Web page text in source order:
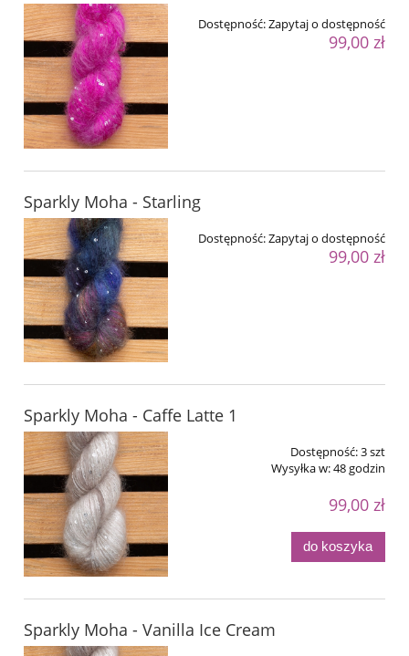
Dostępność:Zapytaj o dostępność
99,00 zł
Sparkly Moha - Starling
Dostępność:Zapytaj o dostępność
99,00 zł
Sparkly Moha - Caffe Latte 1
Dostępność:3 szt
Wysyłka w:48 godzin
99,00 zł
do koszyka
Sparkly Moha - Vanilla Ice Cream